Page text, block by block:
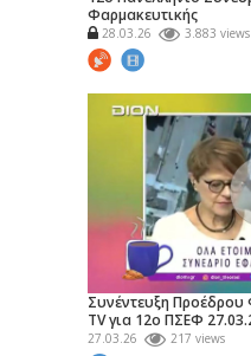
Φαρμακευτικής
28.03.26 3.883 views
Συνέντευξη
TV για 12ο ΠΣΕΦ
27.03.26 217 views